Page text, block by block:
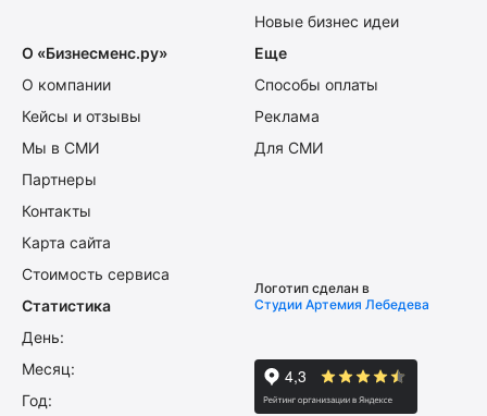
Новые бизнес идеи
О «Бизнесменс.ру»
О компании
Кейсы и отзывы
Мы в СМИ
Партнеры
Контакты
Карта сайта
Стоимость сервиса
Еще
Способы оплаты
Реклама
Для СМИ
Статистика
День:
Месяц:
Год:
Логотип сделан в
Студии Артемия Лебедева